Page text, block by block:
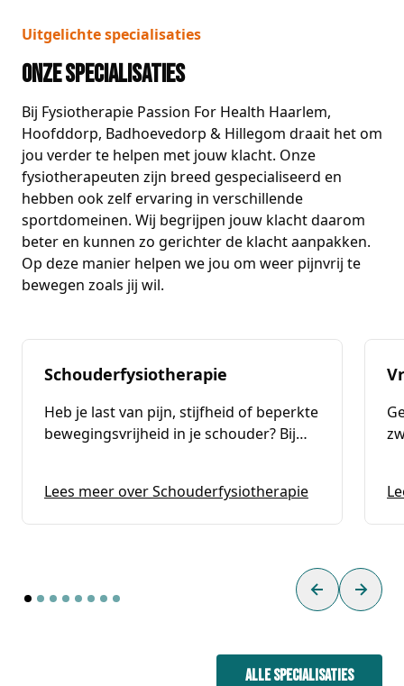
Uitgelichte specialisaties
Onze specialisaties
Bij Fysiotherapie Passion For Health Haarlem,
Hoofddorp, Badhoevedorp & Hillegom draait het om
jou verder te helpen met jouw klacht. Onze
fysiotherapeuten zijn breed gespecialiseerd en
hebben ook zelf ervaring in verschillende
sportdomeinen. Wij begrijpen jouw klacht daarom
beter en kunnen zo gerichter de klacht aanpakken.
Op deze manier helpen we jou om weer pijnvrij te
bewegen zoals jij wil.
Schouderfysiotherapie
Heb je last van pijn, stijfheid of beperkte
bewegingsvrijheid in je schouder? Bij
schouderfysiotherapie aan. Onze
ervaren fysiotherapeuten helpen je
Lees meer over Schouderfysiotherapie(
PreviousNext
Alle specialisaties